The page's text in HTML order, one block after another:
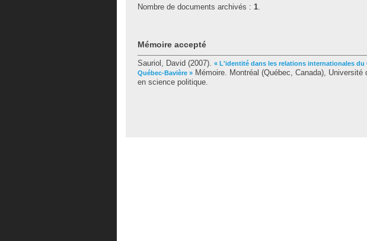
Nombre de documents archivés : 1.
Mémoire accepté
Sauriol, David (2007). « L'identité dans les relations internationales du
Québec-Bavière » Mémoire. Montréal (Québec, Canada),
en science politique.